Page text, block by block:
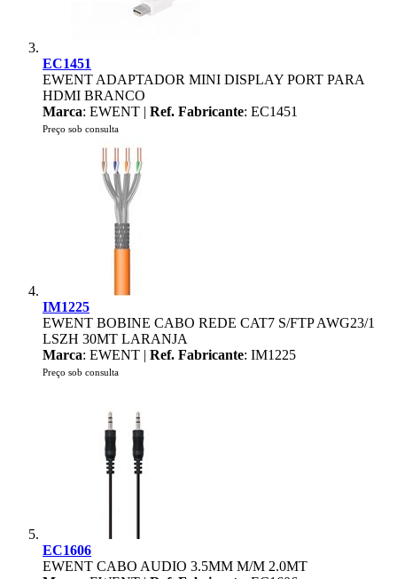
EC1451
EWENT ADAPTADOR MINI DISPLAY PORT PARA
HDMI BRANCO
Marca: EWENT | Ref. Fabricante: EC1451
Preço sob consulta
IM1225
EWENT BOBINE CABO REDE CAT7 S/FTP AWG23/1
LSZH 30MT LARANJA
Marca: EWENT | Ref. Fabricante: IM1225
Preço sob consulta
EC1606
EWENT CABO AUDIO 3.5MM M/M 2.0MT